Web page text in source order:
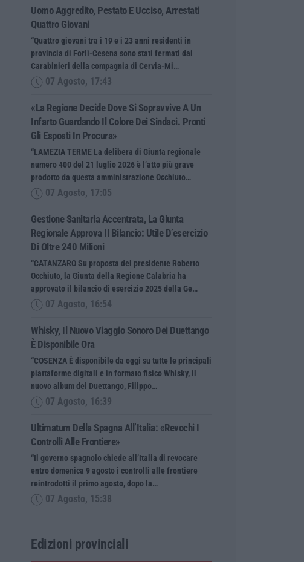
Uomo Aggredito, Pestato E Ucciso, Arrestati
Quattro Giovani
“Quattro giovani tra i 19 e i 23 anni residenti in
provincia di Forlì-Cesena sono stati fermati dai
Carabinieri della compagnia di Cervia-Mi…
07 Agosto, 17:43
«La Regione Decide Dove Si Sopravvive A Un
Infarto Guardando Il Colore Dei Sindaci. Pronti
Gli Esposti In Procura»
“LAMEZIA TERME La delibera di Giunta regionale
numero 400 del 21 luglio 2026 è l’atto più grave
prodotto da questa amministrazione Occhiuto…
07 Agosto, 17:05
Gestione Sanitaria Accentrata, La Giunta
Regionale Approva Il Bilancio: Utile D’esercizio
Di Oltre 240 Milioni
“CATANZARO Su proposta del presidente Roberto
Occhiuto, la Giunta della Regione Calabria ha
approvato il bilancio di esercizio 2025 della Ge…
07 Agosto, 16:54
Whisky, Il Nuovo Viaggio Sonoro Dei Duettango
È Disponibile Ora
“COSENZA È disponibile da oggi su tutte le principali
piattaforme digitali e in formato fisico Whisky, il
nuovo album dei Duettango, Filippo…
07 Agosto, 16:39
Ultimatum Della Spagna All’Italia: «Revochi I
Controlli Alle Frontiere»
“Il governo spagnolo chiede all’Italia di revocare
entro domenica 9 agosto i controlli alle frontiere
reintrodotti il primo agosto, dopo la…
07 Agosto, 15:38
Edizioni provinciali